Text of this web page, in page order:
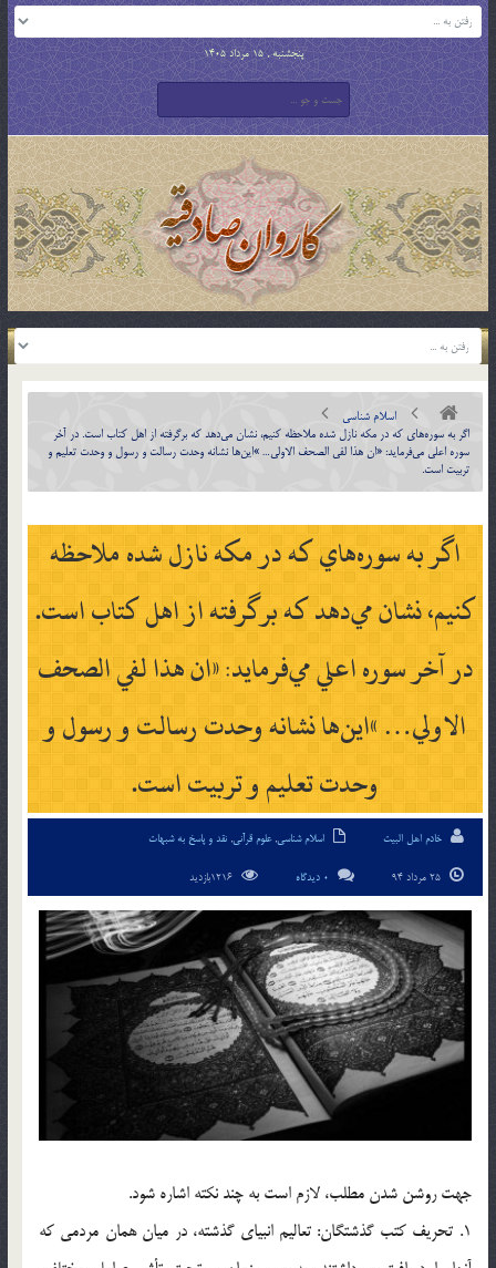
پنجشنبه , 15 مرداد 1405
اسلام شناسی
اگر به سوره‌هاي كه در مكه نازل شده ملاحظه كنيم، نشان مي‌دهد كه برگرفته از اهل كتاب است. در آخر
سوره اعلي مي‌فرمايد: «ان هذا لفي الصحف الاولي… »اين‎ها نشانه وحدت رسالت و رسول و وحدت تعليم و
تربيت است.
اگر به سوره‌هاي كه در مكه نازل شده ملاحظه
كنيم، نشان مي‌دهد كه برگرفته از اهل كتاب است.
در آخر سوره اعلي مي‌فرمايد: «ان هذا لفي الصحف
الاولي… »اين‎ها نشانه وحدت رسالت و رسول و
وحدت تعليم و تربيت است.
خادم اهل البیت اسلام شناسی,علوم قرآنی, نقد و پاسخ به شبهات
0 دیدگاه
جهت روشن شدن مطلب، لازم است به چند نکته اشاره شود.
1. تحريف كتب گذشتگان: تعاليم انبياي گذشته، در ميان همان مردمي كه